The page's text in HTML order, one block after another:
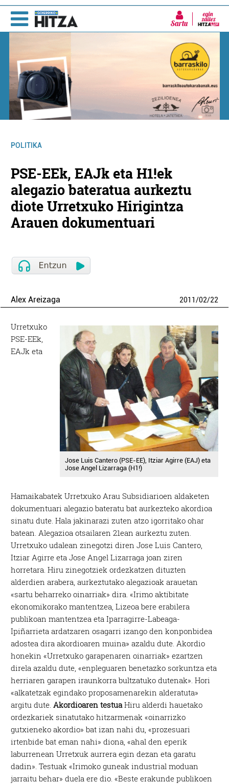
Sartu
POLITIKA
PSE-EEk, EAJk eta H1!ek
alegazio bateratua aurkeztu
diote Urretxuko Hirigintza
Arauen dokumentuari
Alex Areizaga 2011/02/22
Jose Luis Cantero (PSE-EE), Itziar Agirre (EAJ) eta
Jose Angel Lizarraga (H1!)
Urretxuko
PSE-EEk,
EAJk eta
Hamaikabatek Urretxuko Arau Subsidiarioen aldaketen
dokumentuari alegazio bateratu bat aurkezteko akordioa
sinatu dute. Hala jakinarazi zuten atzo igorritako ohar
batean. Alegazioa otsailaren 21ean aurkeztu zuten.
Urretxuko udalean zinegotzi diren Jose Luis Cantero,
Itziar Agirre eta Jose Angel Lizarraga joan ziren
horretara. Hiru zinegotziek ordezkatzen dituzten
alderdien arabera, aurkeztutako alegazioak arauetan
«sartu beharreko oinarriak» dira. «Irimo aktibitate
ekonomikorako mantentzea, Lizeoa bere erabilera
publikoan mantentzea eta Iparragirre-Labeaga-
Ipiñarrieta ardatzaren osagarri izango den konponbidea
adostea dira akordioaren muina» azaldu dute. Akordio
honekin «Urretxuko garapenaren oinarriak» ezartzen
direla azaldu dute, «enpleguaren benetazko sorkuntza eta
herriaren garapen iraunkorra bultzatuko dutenak». Hori
«alkatetzak egindako proposamenarekin alderatuta»
argitu dute.Akordioaren testuaHiru alderdi hauetako
ordezkariek sinatutako hitzarmenak «oinarrizko
gutxieneko akordio» bat izan nahi du, «prozesuari
irtenbide bat eman nahi» diona, «ahal den eperik
laburrenean Urretxuk aurrera egin dezan eta garatu
dadin». Testuak «Irimoko guneak industrial moduan
jarraitu behar» duela ere dio. «Beste erakunde publikoen